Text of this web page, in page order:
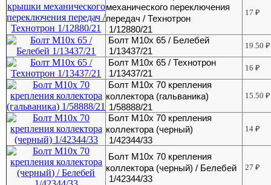
механического переключения
передач / Технотрон
1/12880/21
17₽
Болт М10х 65 / Белебей
1/13437/21
19.50₽
Болт М10х 65 / Технотрон
1/13437/21
16₽
Болт М10х 70 крепления
коллектора (гальваника)
1/58888/21
15.50₽
Болт М10х 70 крепления
коллектора (черный)
1/42344/33
14₽
Болт М10х 70 крепления
коллектора (черный) / Белебей
1/42344/33
27₽